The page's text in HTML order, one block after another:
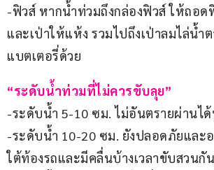
-ฟิวส์ หากน้ำท่วมถึงกล่องฟิวส์ ให้ถอด
และเป่าให้แห้ง รวมไปถึงเป่าลมไล่น้ำ
แบตเตอรี่ด้วย
“ระดับน้ำท่วมที่ไม่ควรขับลุย”
-ระดับน้ำ 5-10 ซม. ไม่อันตรายผ่านไ
-ระดับน้ำ 10-20 ซม. ยังปลอดภัยและอ
ใต้ท้องรถและมีคลื่นบ้างเวลาขับสวนกัน